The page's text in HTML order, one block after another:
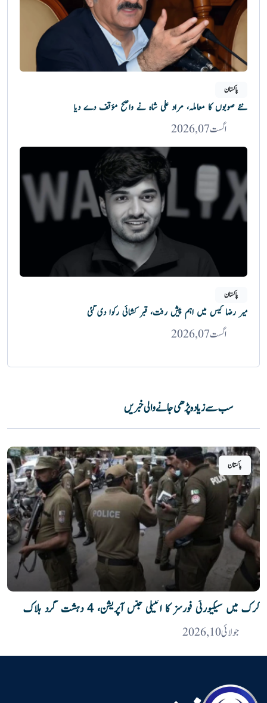
پاکستان
نئے صوبوں کا معاملہ، مراد علی شاہ نے واضح مؤقف دے دیا
اگست 07, 2026
پاکستان
میر رضا کیس میں اہم پیش رفت، قبر کشائی رکوا دی گئی
اگست 07, 2026
سب سے زیادہ پڑھی جانے والی خبریں
پاکستان
کرک میں سیکیورٹی فورسز کا انٹیلی جنس آپریشن، 4 دہشت گرد ہلاک
جولائی 10, 2026